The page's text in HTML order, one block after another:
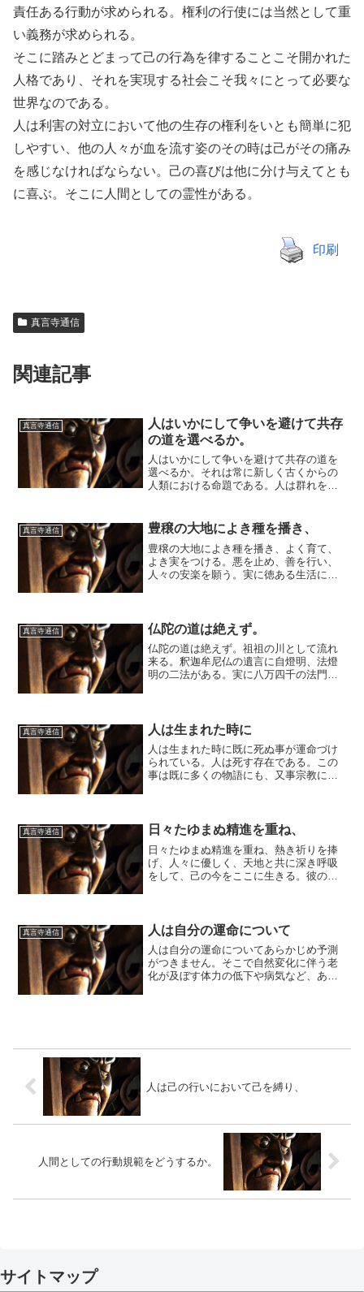
責任ある行動が求められる。権利の行使には当然として重
い義務が求められる。
そこに踏みとどまって己の行為を律することこそ開かれた
人格であり、それを実現する社会こそ我々にとって必要な
世界なのである。
人は利害の対立において他の生存の権利をいとも簡単に犯
しやすい、他の人々が血を流す姿のその時は己がその痛み
を感じなければならない。己の喜びは他に分け与えてとも
に喜ぶ。そこに人間としての霊性がある。
印刷
真言寺通信
関連記事
真言寺通信
人はいかにして争いを避けて共存
の道を選べるか。
人はいかにして争いを避けて共存の道を
選べるか。それは常に新しく古くからの
人類における命題である。人は群れをな
合いを前提条件とし個々の人は生きてい
る。この関係をよりよくす...
真言寺通信 豊穣の大地によき種を播き、
豊穣の大地によき種を播き、よく育て、
よき実をつける。悪を止め、善を行い、
人々の安楽を願う。実に徳ある生活に勤
したものである。良き農夫...
真言寺通信 仏陀の道は絶えず。
仏陀の道は絶えず。祖祖の川として流れ
来る。釈迦牟尼仏の遺言に自燈明、法燈
明の二法がある。実に八万四千の法門こ
映し出される仏陀の法がここ...
真言寺通信 人は生まれた時に
人は生まれた時に既に死ぬ事が運命づけ
られている。人は死す存在である。この
事は既に多くの物語にも、又事宗教にお
後に残す子孫に後の世に文...
真言寺通信 日々たゆまぬ精進を重ね、
日々たゆまぬ精進を重ね、熱き祈りを捧
げ、人々に優しく、天地と共に深き呼吸
をして、己の今をここに生きる。彼の姿
が確かに道の人である。黄...
真言寺通信 人は自分の運命について
人は自分の運命についてあらかじめ予測
がつきません。そこで自然変化に伴う老
化が及ぼす体力の低下や病気など、ある
人は己の行いにおいて己を縛り、
人間としての行動規範をどうするか。
サイトマップ